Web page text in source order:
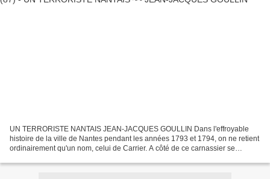
UN TERRORISTE NANTAIS JEAN-JACQUES GOULLIN Dans l'effroyable
histoire de la ville de Nantes pendant les années 1793 et 1794, on ne retient
ordinairement qu'un nom, celui de Carrier. A côté de ce carnassier se